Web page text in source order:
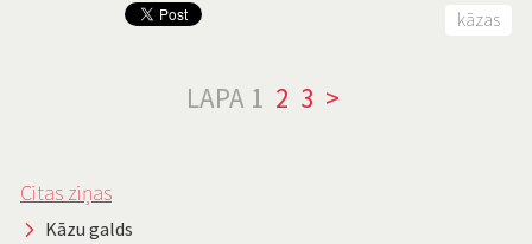
kāzas
LAPA 1 2 3 >
Citas ziņas
Kāzu galds